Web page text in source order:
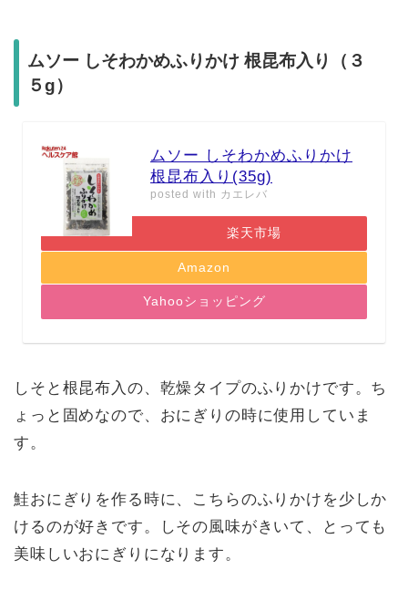
ムソー しそわかめふりかけ 根昆布入り（３
５g）
ムソー しそわかめふりかけ
根昆布入り(35g)
posted with カエレバ
楽天市場
Amazon
Yahooショッピング
しそと根昆布入の、乾燥タイプのふりかけです。ち
ょっと固めなので、おにぎりの時に使用していま
す。
鮭おにぎりを作る時に、こちらのふりかけを少しか
けるのが好きです。しその風味がきいて、とっても
美味しいおにぎりになります。